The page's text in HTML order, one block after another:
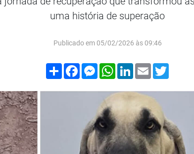
uma história de superação
Publicado em 05/02/2026 às 09:46
Compartilhar
FacebookMessenger
WhatsApp
LinkedIn
Email